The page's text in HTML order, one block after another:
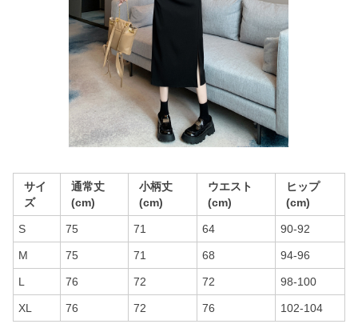
サイ
ズ
通常丈
(cm)
小柄丈
(cm)
ウエスト
(cm)
ヒップ
(cm)
S 75 71 64 90-92
M 75 71 68 94-96
L 76 72 72 98-100
XL 76 72 76 102-104